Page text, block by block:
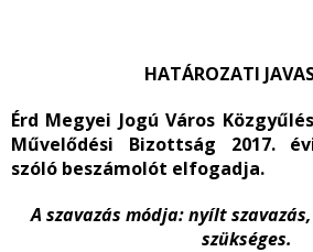
HATÁROZATI
Érd Megyei Jogú Város
Művelődési Bizottság 2017.
szóló beszámolót elfogadja.
A szavazás módja: nyíltszavazás,
szükséges.